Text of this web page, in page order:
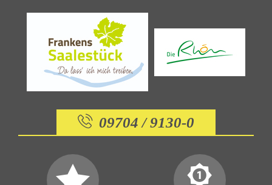
09704 / 9130-0